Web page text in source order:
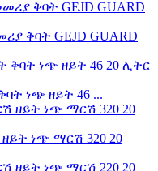
ቅባት GEJD GUARD
ነጭ ዘይት 46 ...
ነጭ ማርሽ 320 20